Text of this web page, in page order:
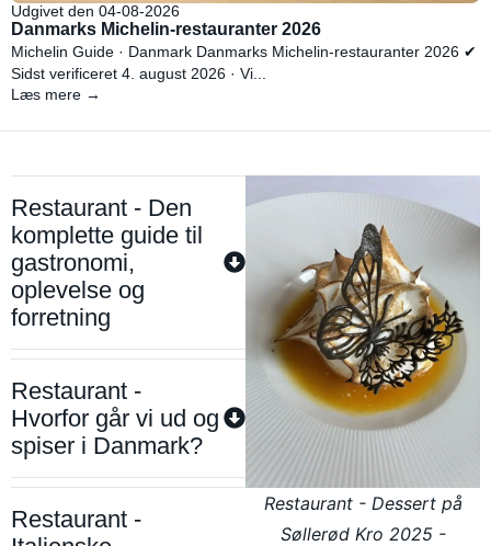
Udgivet den 04-08-2026
Danmarks Michelin-restauranter 2026
Michelin Guide · Danmark Danmarks Michelin-restauranter 2026 ✔
Sidst verificeret 4. august 2026 · Vi...
Læs mere →
Restaurant - Den
komplette guide til
gastronomi,
oplevelse og
forretning
Restaurant -
Hvorfor går vi ud og
spiser i Danmark?
Restaurant -
Restaurant - Dessert på
Søllerød Kro 2025 -